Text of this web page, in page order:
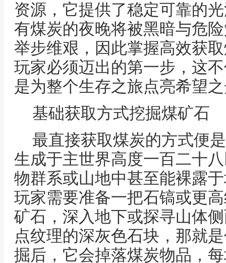
资源，它提供了稳定可靠的
有煤炭的夜晚将被黑暗与危
举步维艰，因此掌握高效获
玩家必须迈出的第一步，这
是为整个生存之旅点亮希望
基础获取方式挖掘煤矿石
最直接获取煤炭的方式便
生成于主世界高度一百二十
物群系或山地中甚至能裸露
玩家需要准备一把石镐或更
矿石，深入地下或探寻山体
点纹理的深灰色石块，那就
掘后，它会掉落煤炭物品，